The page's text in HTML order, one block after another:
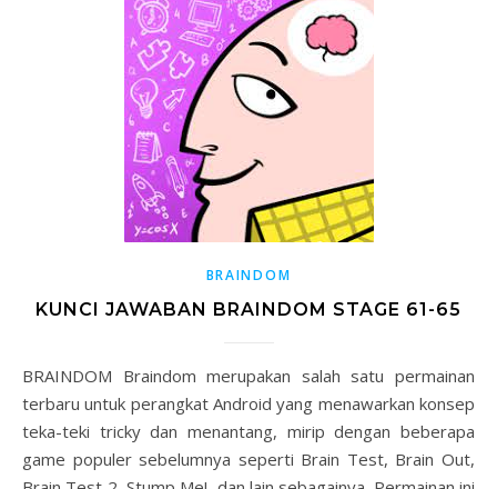
BRAINDOM
KUNCI JAWABAN BRAINDOM STAGE 61-65
BRAINDOM Braindom merupakan salah satu permainan
terbaru untuk perangkat Android yang menawarkan konsep
teka-teki tricky dan menantang, mirip dengan beberapa
game populer sebelumnya seperti Brain Test, Brain Out,